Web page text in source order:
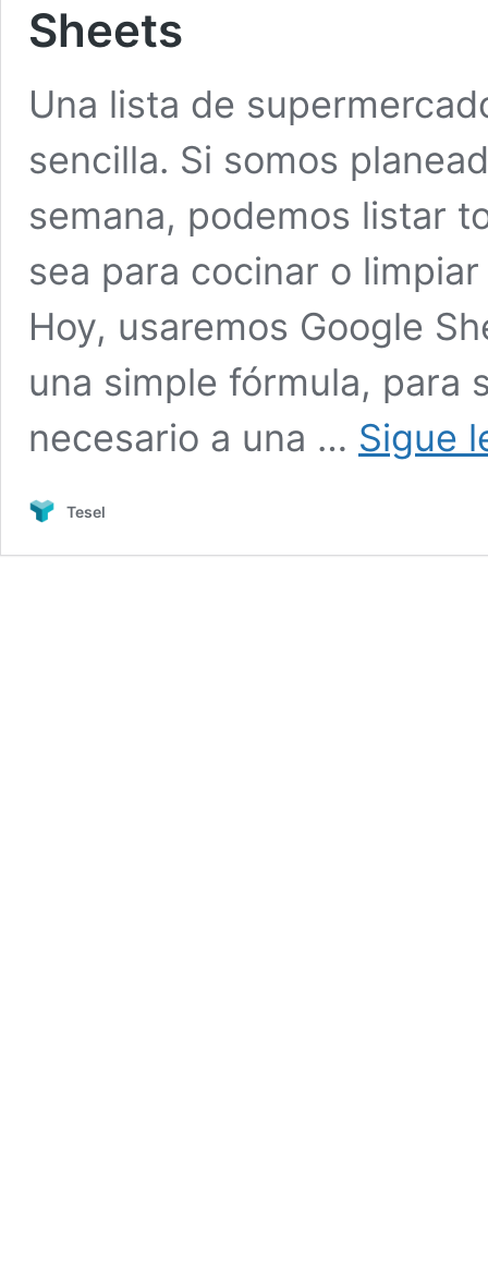
Sheets
Una lista de
sencilla. Si somos
semana, podemos listar
sea para cocinar o
Hoy, usaremos Google
una simple fórmula, para
necesario a una … Sigue
Tesel